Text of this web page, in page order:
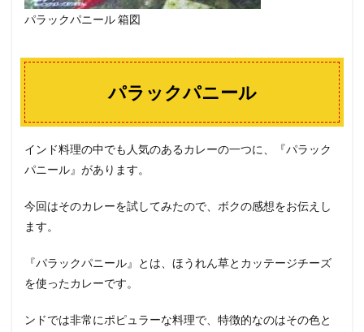
パラックパニール 箱図
パラックパニール
インド料理の中でも人気のあるカレーの一つに、『パラック
パニール』があります。
今回はそのカレーを試してみたので、ボクの感想をお伝えし
ます。
『パラックパニール』とは、ほうれん草とカッテージチーズ
を使ったカレーです。
ンドでは非常にポピュラーな料理で、特徴的なのはその色と